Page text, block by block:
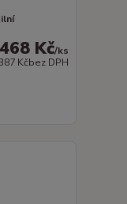
468 Kč/ks
Kčbez DPH